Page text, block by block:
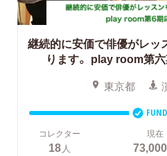
継続的に安価で俳優がレッ
ります。 play room第
東京都
コレクター
18 人
現在
73,000